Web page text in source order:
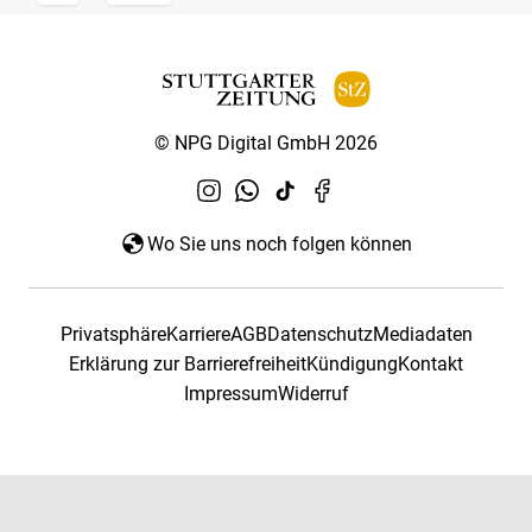
© NPG Digital GmbH 2026
Wo Sie uns noch folgen können
PrivatsphäreKarriereAGBDatenschutzMediadaten
Erklärung zur BarrierefreiheitKündigungKontakt
ImpressumWiderruf